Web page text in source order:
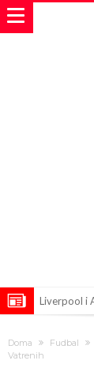
Liverpool i
fudbaler
Engleski
Doma Fudbal
Vatrenih